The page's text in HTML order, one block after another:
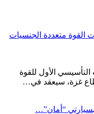
القوة متعددة الجنسيات
الأول للقوة
غزة، سيعقد في…
“أمان”…